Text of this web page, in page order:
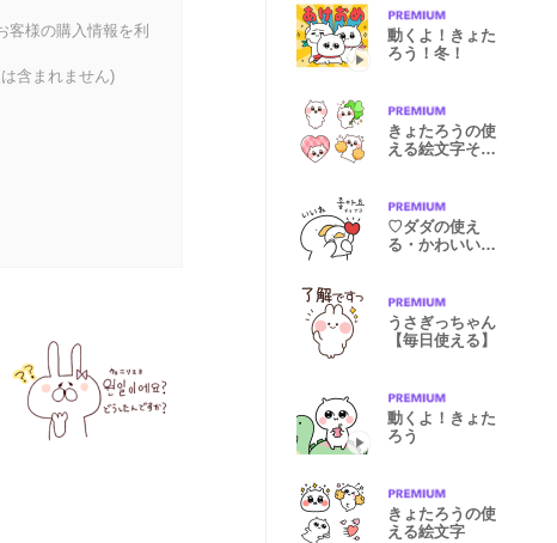
客様の購入情報を利
含まれません)
動くよ！きょた
ろう！冬！
きょたろうの使
える絵文字その
♡ダダの使え
る・かわいい韓
うさぎっちゃん
【毎日使える】
動くよ！きょた
ろう
きょたろうの使
える絵文字